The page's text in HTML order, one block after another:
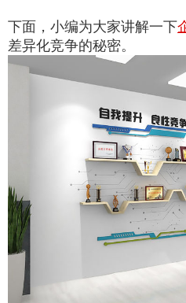
下面，小编为大家讲解一下
差异化竞争的秘密。